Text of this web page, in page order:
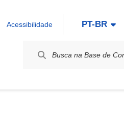
Acessibilidade PT-BR